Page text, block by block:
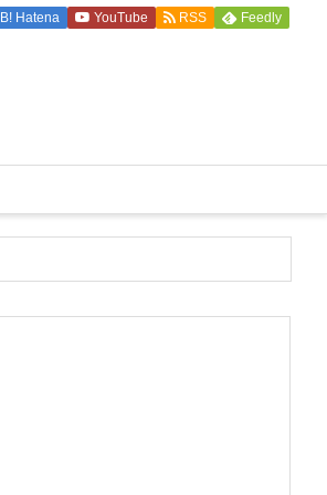
B! Hatena YouTube RSS Feedly